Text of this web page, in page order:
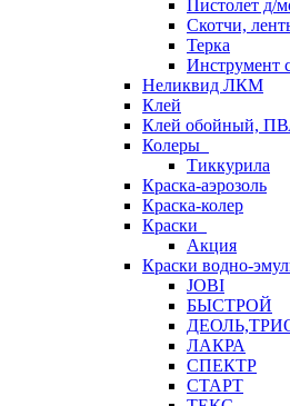
Пистолет д/
Скотчи,
Терка
Инструмент
Неликвид ЛКМ
Клей
Клей обойный,
Колеры
Тиккурила
Краска-аэрозоль
Краска-колер
Краски
Акция
Краски водно-
JOBI
БЫСТРОЙ
ЛАКРА
СПЕКТР
СТАРТ